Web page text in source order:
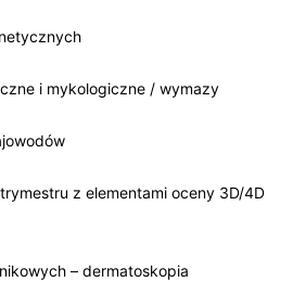
i mykologiczne / wymazy
z elementami oceny 3D/4D
– dermatoskopia